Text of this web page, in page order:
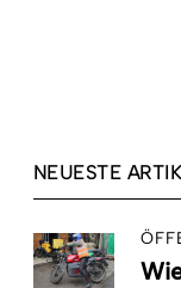
NEUESTE